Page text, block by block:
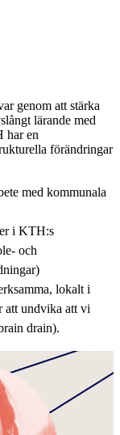
genom att stärka
lärande med
har en
förändringar
med kommunala
i KTH:s
och
lokalt i
att undvika att vi
drain).